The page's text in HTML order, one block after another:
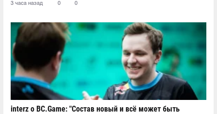
3 часа назад 0 0
interz о BC.Game: "Состав новый и всё может быть